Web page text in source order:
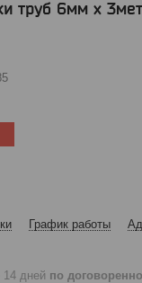
труб 6мм х
График работы
14 дней по